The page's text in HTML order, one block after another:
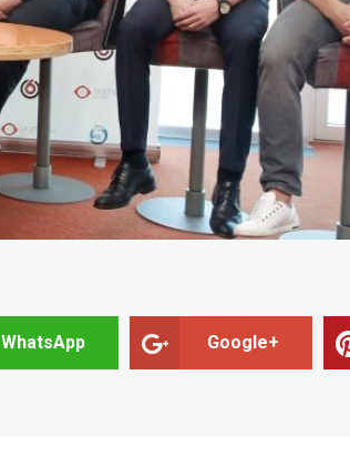
WhatsApp Google+